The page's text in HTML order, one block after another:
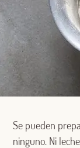
Se pueden
ninguno. Ni